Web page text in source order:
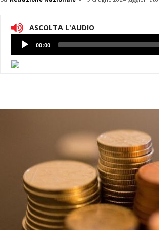
ASCOLTA L'AUDIO
Lettore
Audio
00:00